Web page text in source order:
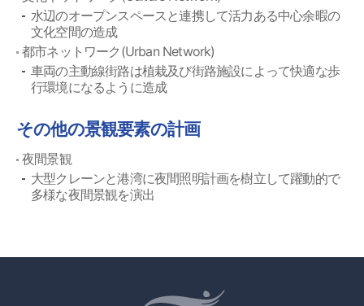
水辺のオープンスペースと連携して活力ある中心余暇の
文化空間の造成
都市ネットワーク(Urban Network)
車両の主動線街路は植栽及び街路施設によって快適な歩
行環境になるように造成
その他の景観要素の計画
夜間景観
大型クレーンと港湾に夜間照明計画を樹立して躍動的で
多様な夜間景観を演出